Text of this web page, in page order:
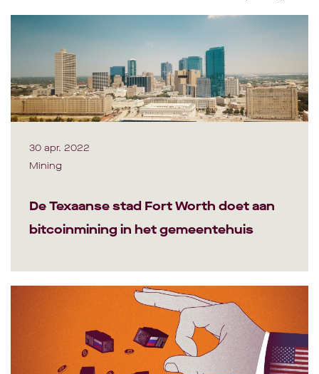
30 apr. 2022
Mining
De Texaanse stad Fort Worth doet aan
bitcoinmining in het gemeentehuis